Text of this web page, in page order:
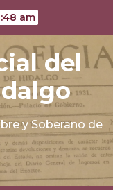
am
del
y Soberano de